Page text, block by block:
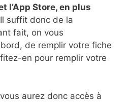
l’App Store, en plus
suffit donc de la
fait, on vous
de remplir votre fiche
en pour remplir votre
aurez donc accès à